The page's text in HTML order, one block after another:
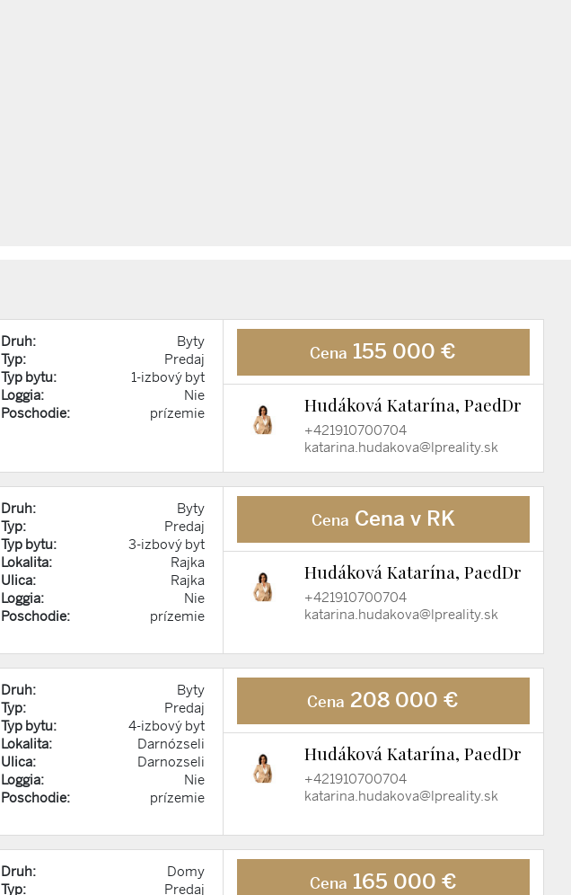
Druh:
Byty
Typ:
Predaj
Typ bytu:
1-izbový byt
Loggia:
Nie
Poschodie:
prízemie
Cena 155 000 €
Hudáková Katarína, PaedDr
+421910700704
katarina.hudakova@lpreality.sk
Druh:
Byty
Typ:
Predaj
Typ bytu:
3-izbový byt
Lokalita:
Rajka
Ulica:
Rajka
Loggia:
Nie
Poschodie:
prízemie
Cena Cena v RK
Hudáková Katarína, PaedDr
+421910700704
katarina.hudakova@lpreality.sk
Druh:
Byty
Typ:
Predaj
Typ bytu:
4-izbový byt
Lokalita:
Darnózseli
Ulica:
Darnozseli
Loggia:
Nie
Poschodie:
prízemie
Cena 208 000 €
Hudáková Katarína, PaedDr
+421910700704
katarina.hudakova@lpreality.sk
Druh:
Domy
Typ:
Predaj
Cena 165 000 €